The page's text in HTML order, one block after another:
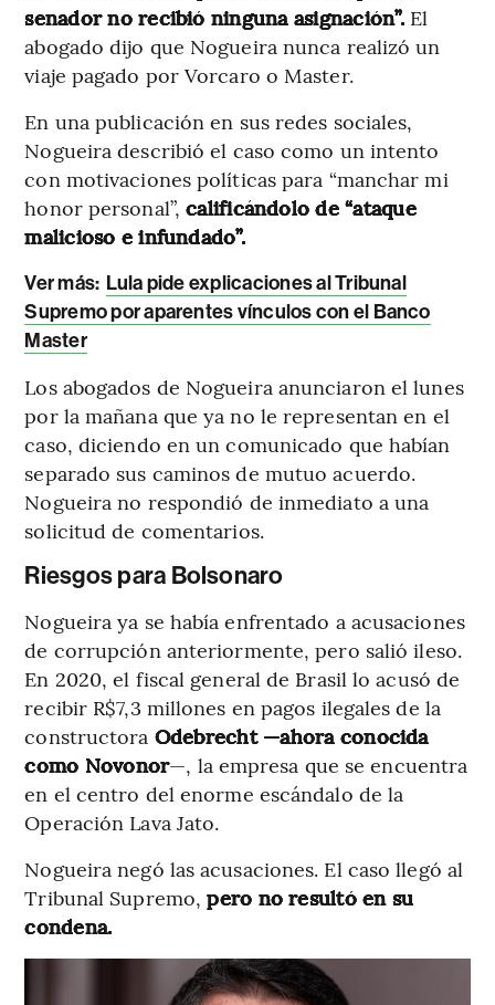
senador no recibió ninguna asignación”.El
abogado dijo que Nogueira nunca realizó un
viaje pagado por Vorcaro o Master.
En una publicación en sus redes sociales,
Nogueira describió el caso como un intento
con motivaciones políticas para “manchar mi
honor personal”,calificándolo de “ataque
malicioso e infundado”.
Ver más: Lula pide explicaciones al Tribunal
Supremo por aparentes vínculos con el Banco
Master
Los abogados de Nogueira anunciaron el lunes
por la mañana que ya no le representan en el
caso, diciendo en un comunicado que habían
separado sus caminos de mutuo acuerdo.
Nogueira no respondió de inmediato a una
solicitud de comentarios.
Riesgos para Bolsonaro
Nogueira ya se había enfrentado a acusaciones
de corrupción anteriormente, pero salió ileso.
En 2020, el fiscal general de Brasil lo acusó de
recibir R$7,3 millones en pagos ilegales de la
constructora Odebrecht —ahora conocida
como Novonor—, la empresa que se encuentra
en el centro del enorme escándalo de la
Operación Lava Jato.
Nogueira negó las acusaciones. El caso llegó al
Tribunal Supremo, pero no resultó en su
condena.